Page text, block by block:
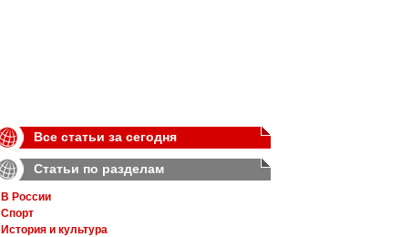
Все статьи за сегодня
Статьи по разделам
В России
Спорт
История и культура